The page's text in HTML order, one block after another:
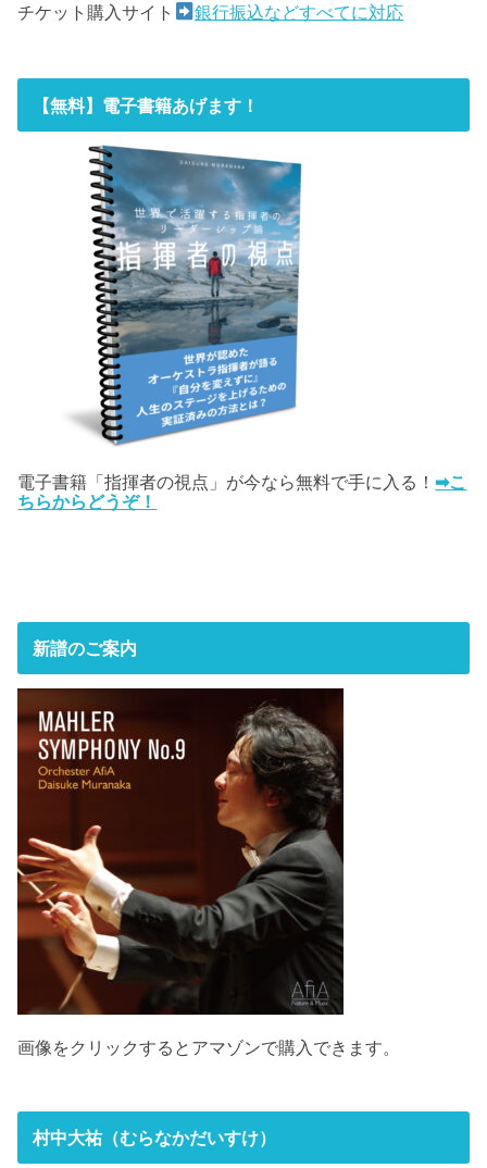
チケット購入サイト
銀行振込などすべてに対応
【無料】電子書籍あげます！
電子書籍「指揮者の視点」が今なら無料で手に入る！ ➡こ
ちらからどうぞ！
新譜のご案内
画像をクリックするとアマゾンで購入できます。
村中大祐（むらなかだいすけ）